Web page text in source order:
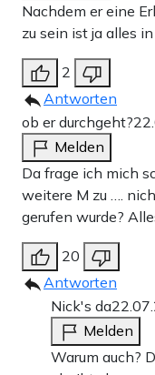
Nachdem er eine
zu sein ist ja alles in
2
Antworten
ob er durchgeht?
Melden
Da frage ich mich
weitere M zu ….
gerufen wurde?
20
Antworten
Nick's da
Melden
Warum auch?